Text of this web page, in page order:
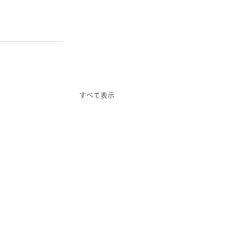
すべて表示